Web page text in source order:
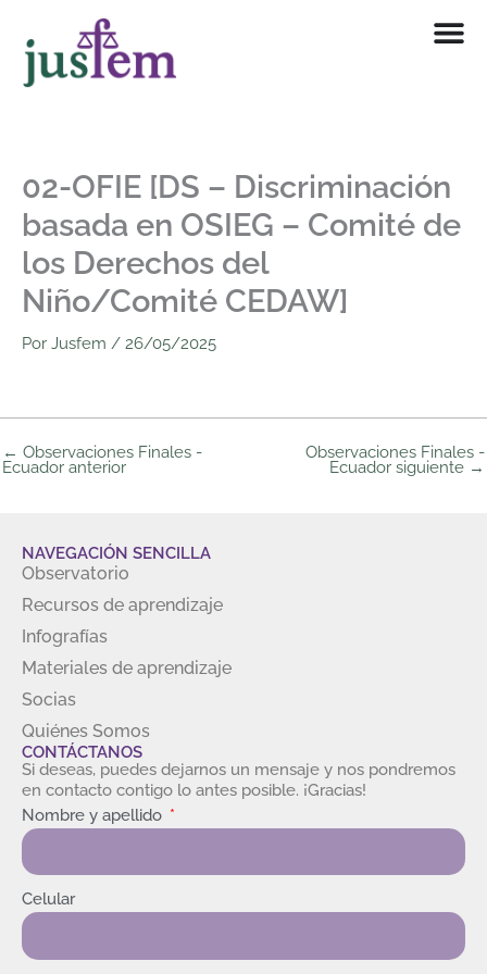
contenido
02-OFIE [DS – Discriminación
basada en OSIEG – Comité de
los Derechos del
Niño/Comité CEDAW]
Por Jusfem / 26/05/2025
← Observaciones Finales -
Ecuador anterior
Observaciones Finales -
Ecuador siguiente →
NAVEGACIÓN SENCILLA
Observatorio
Recursos de aprendizaje
Infografías
Materiales de aprendizaje
Socias
Quiénes Somos
CONTÁCTANOS
Si deseas, puedes dejarnos un mensaje y nos pondremos
en contacto contigo lo antes posible. ¡Gracias!
Nombre y apellido
Celular